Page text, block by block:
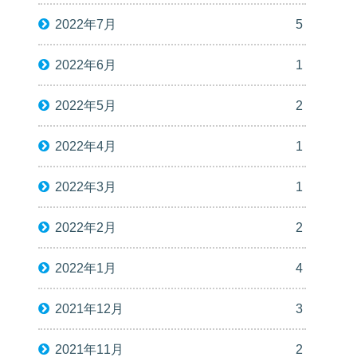
2022年7月 5
2022年6月 1
2022年5月 2
2022年4月 1
2022年3月 1
2022年2月 2
2022年1月 4
2021年12月 3
2021年11月 2